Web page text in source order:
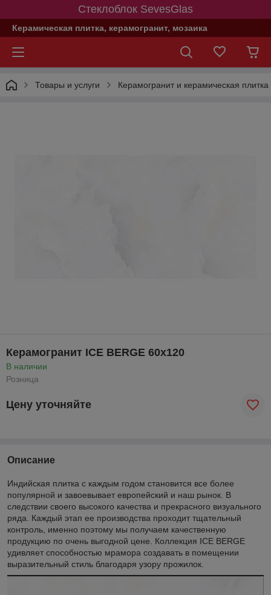
Стеклоблок SevesGlas
Керамическая плитка, керамогранит, мозаика
Товары и услуги Керамогранит и керамическая
Керамогранит ICE BERGE 60х120
В наличии
Розница
Цену уточняйте
Описание
Индийская плитка с каждым годом становится все более
популярной и завоевывает европейский и наш рынок. В
следствии своего высокого качества и прекрасного визуального
ряда. Каждый этап ее производства проходит тщательный
контроль, именно поэтому мы получаем качественную
продукцию по очень выгодной цене. Коллекция ICE BERGE
удивляет способностью мрамора создавать в помещении
выразительный стиль благодаря узору прожилок.